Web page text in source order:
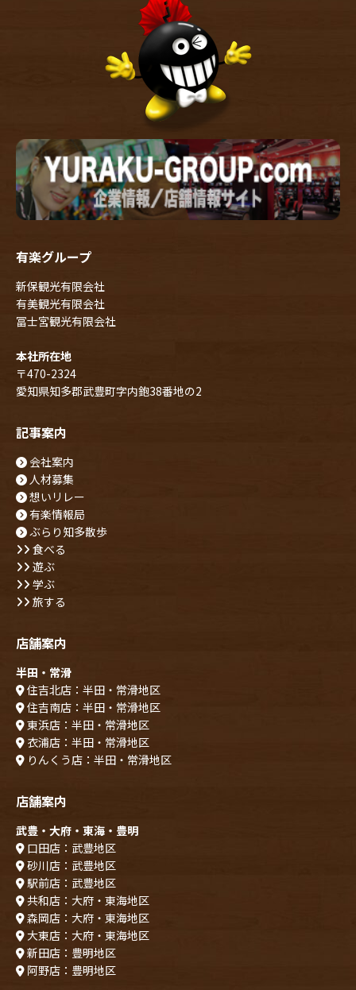
有楽グループ
新保観光有限会社
有美観光有限会社
冨士宮観光有限会社
本社所在地
〒470-2324
愛知県知多郡武豊町字内鉋38番地の2
記事案内
会社案内
人材募集
想いリレー
有楽情報局
ぶらり知多散歩
食べる
遊ぶ
学ぶ
旅する
店舗案内
半田・常滑
住吉北店：半田・常滑地区
住吉南店：半田・常滑地区
東浜店：半田・常滑地区
衣浦店：半田・常滑地区
りんくう店：半田・常滑地区
店舗案内
武豊・大府・東海・豊明
口田店：武豊地区
砂川店：武豊地区
駅前店：武豊地区
共和店：大府・東海地区
森岡店：大府・東海地区
大東店：大府・東海地区
新田店：豊明地区
阿野店：豊明地区